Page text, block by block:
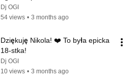
Dj OGI
54 views • 3 months ago
Dziękuję Nikola! ❤️ To była epicka
18-stka!
Dj OGI
10 views • 3 months ago